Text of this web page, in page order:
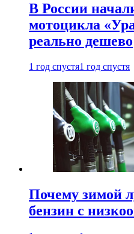
В России
мотоцикла
реально дешево
1 год спустя1 год спустя
Почему зимой
бензин с